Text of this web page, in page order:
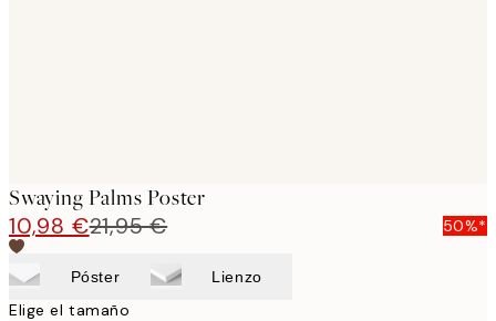
Swaying Palms Poster
10,98 €21,95 € 50%*
Póster Lienzo
Elige el tamaño